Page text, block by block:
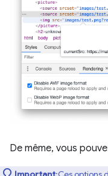
De même, vous